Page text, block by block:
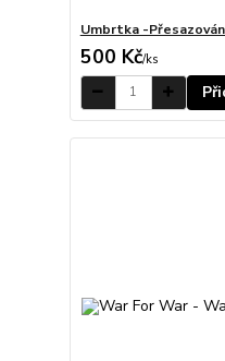
Umbrtka -
500 Kč/ks